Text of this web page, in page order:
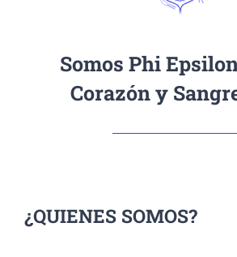
Somos Phi
Corazón y
¿QUIENES SOMOS?